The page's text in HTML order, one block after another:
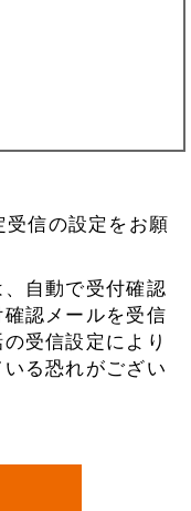
信の設定をお願
自動で受付確認
認メールを受信
受信設定により
る恐れがござい